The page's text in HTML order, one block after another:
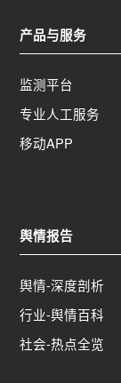
产品与服务
监测平台
专业人工服务
移动APP
舆情报告
舆情-深度剖析
行业-舆情百科
社会-热点全览